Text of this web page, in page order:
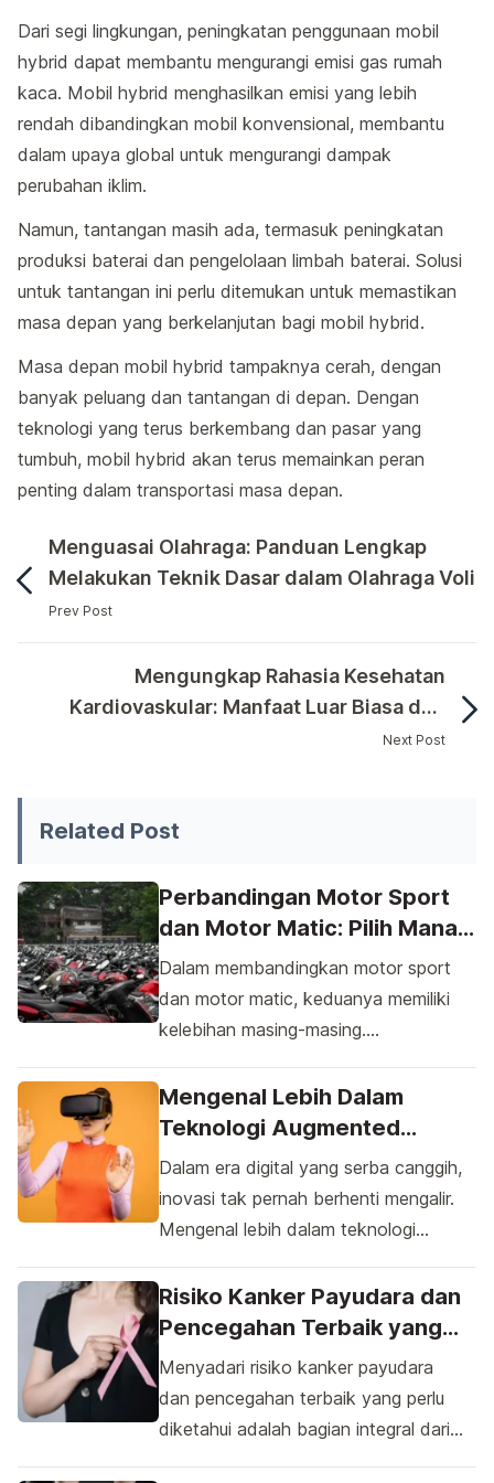
Dari segi lingkungan, peningkatan penggunaan mobil
hybrid dapat membantu mengurangi emisi gas rumah
kaca. Mobil hybrid menghasilkan emisi yang lebih
rendah dibandingkan mobil konvensional, membantu
dalam upaya global untuk mengurangi dampak
perubahan iklim.
Namun, tantangan masih ada, termasuk peningkatan
produksi baterai dan pengelolaan limbah baterai. Solusi
untuk tantangan ini perlu ditemukan untuk memastikan
masa depan yang berkelanjutan bagi mobil hybrid.
Masa depan mobil hybrid tampaknya cerah, dengan
banyak peluang dan tantangan di depan. Dengan
teknologi yang terus berkembang dan pasar yang
tumbuh, mobil hybrid akan terus memainkan peran
penting dalam transportasi masa depan.
Menguasai Olahraga: Panduan Lengkap
Melakukan Teknik Dasar dalam Olahraga Voli
Prev Post
Tahun depan, dunia otomotif akan menyaksikan
Mengungkap Rahasia Kesehatan
Kardiovaskular: Manfaat Luar Biasa dari
Rutinitas Jogging
Next Post
Related Post
Perbandingan Motor Sport
dan Motor Matic: Pilih Mana
yang Lebih Praktis?
Dalam membandingkan motor sport
dan motor matic, keduanya memiliki
kelebihan masing-masing.
matic: pilih mana yang lebih praktis?.
Motor sport menawarkan kecepatan
sporty yang menarik bagi pecinta
adrenalin, sementara motor matic
lebih praktis dalam pengoperasian,
kenyamanan untuk penggunaan
harian. Pilihan antara keduanya […]
Mengenal Lebih Dalam
Teknologi Augmented
Reality (AR) dan Virtual
Reality (VR) Sebagai Inovasi
Masa Depan
Dalam era digital yang serba canggih,
inovasi tak pernah berhenti mengalir.
Mengenal lebih dalam teknologi
Reality (VR) sebagai inovasi masa
depan bukanlah sekadar konsep
Teknologi ini telah menjadi bagian
integral dari berbagai industri, mulai
dari hiburan hingga pendidikan, dan
Risiko Kanker Payudara dan
Pencegahan Terbaik yang
Perlu Diketahui
Menyadari risiko kanker payudara
dan pencegahan terbaik yang perlu
diketahui adalah bagian integral dari